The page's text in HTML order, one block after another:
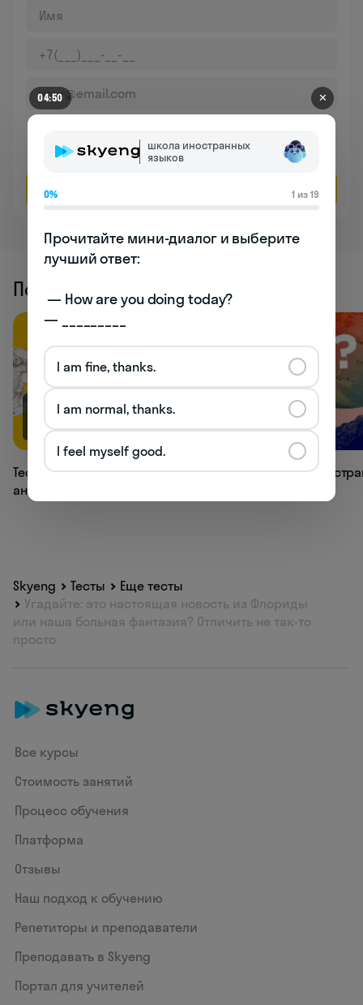
Соглашаюсь наполучение рекламы
Похожие статьи
66.9K
Тест: как хорошо вы знаете времена
английского языка?
33.1K
Тест: в какой
Skyeng Тесты
Еще тесты
Угадайте: это настоящая новость из Флориды
или наша больная фантазия? Отличить не так-то
просто
Все курсы
Стоимость занятий
Процесс обучения
Платформа
Отзывы
Наш подход к обучению
Репетиторы и преподаватели
Преподавать в Skyeng
Портал для учителей
04:43 ✕
школа иностранных
языков
0% 1 из 19
Прочитайте мини-диалог и выберите
лучший ответ:
— _________
I am fine, thanks.
I am normal, thanks.
I feel myself good.